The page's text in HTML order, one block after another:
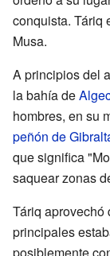
conquista. Táriq
Musa.
A principios del
la bahía de
hombres, en su
peñón de
que significa
saquear zonas
Táriq aprovechó
principales